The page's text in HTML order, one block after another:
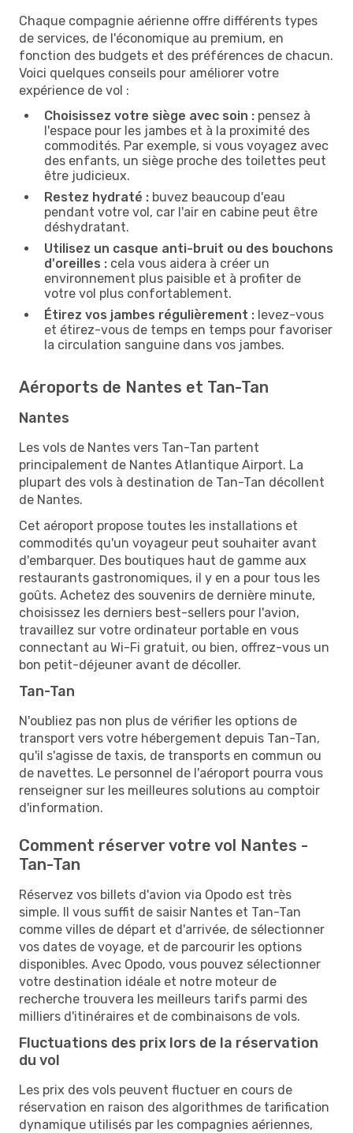
Chaque compagnie aérienne offre différents types
de services, de l'économique au premium, en
fonction des budgets et des préférences de chacun.
Voici quelques conseils pour améliorer votre
expérience de vol :
Choisissez votre siège avec soin : pensez à
l'espace pour les jambes et à la proximité des
commodités. Par exemple, si vous voyagez avec
des enfants, un siège proche des toilettes peut
être judicieux.
Restez hydraté : buvez beaucoup d'eau
pendant votre vol, car l'air en cabine peut être
déshydratant.
Utilisez un casque anti-bruit ou des bouchons
d'oreilles : cela vous aidera à créer un
environnement plus paisible et à profiter de
votre vol plus confortablement.
Étirez vos jambes régulièrement : levez-vous
et étirez-vous de temps en temps pour favoriser
la circulation sanguine dans vos jambes.
Aéroports de Nantes et Tan-Tan
Nantes
Les vols de Nantes vers Tan-Tan partent
principalement de Nantes Atlantique Airport. La
plupart des vols à destination de Tan-Tan décollent
de Nantes.
Cet aéroport propose toutes les installations et
commodités qu'un voyageur peut souhaiter avant
d'embarquer. Des boutiques haut de gamme aux
restaurants gastronomiques, il y en a pour tous les
goûts. Achetez des souvenirs de dernière minute,
choisissez les derniers best-sellers pour l'avion,
travaillez sur votre ordinateur portable en vous
connectant au Wi-Fi gratuit, ou bien, offrez-vous un
bon petit-déjeuner avant de décoller.
Tan-Tan
N'oubliez pas non plus de vérifier les options de
transport vers votre hébergement depuis Tan-Tan,
qu'il s'agisse de taxis, de transports en commun ou
de navettes. Le personnel de l'aéroport pourra vous
renseigner sur les meilleures solutions au comptoir
d'information.
Comment réserver votre vol Nantes -
Tan-Tan
Réservez vos billets d'avion via Opodo est très
simple. Il vous suffit de saisir Nantes et Tan-Tan
comme villes de départ et d'arrivée, de sélectionner
vos dates de voyage, et de parcourir les options
disponibles. Avec Opodo, vous pouvez sélectionner
votre destination idéale et notre moteur de
recherche trouvera les meilleurs tarifs parmi des
milliers d'itinéraires et de combinaisons de vols.
Fluctuations des prix lors de la réservation
du vol
Les prix des vols peuvent fluctuer en cours de
réservation en raison des algorithmes de tarification
dynamique utilisés par les compagnies aériennes,